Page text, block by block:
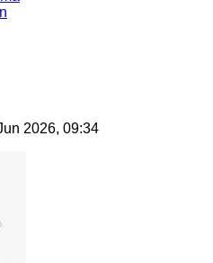
2026, 09:34